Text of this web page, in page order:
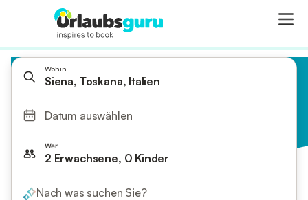
Wohin
Siena, Toskana, Italien
Datum auswählen
Wer
2 Erwachsene, 0 Kinder
Nach was suchen Sie?